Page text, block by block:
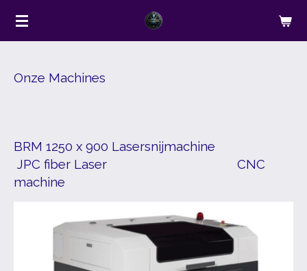
Ga
de
Onze Machines
BRM 1250 x 900 Lasersnijmachine
JPC fiber Laser CNC
machine